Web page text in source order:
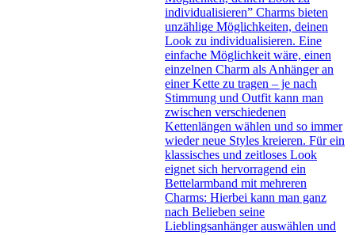
individualisieren” Charms bieten
unzählige Möglichkeiten, deinen
Look zu individualisieren. Eine
einfache Möglichkeit wäre, einen
einzelnen Charm als Anhänger an
einer Kette zu tragen – je nach
Stimmung und Outfit kann man
zwischen verschiedenen
Kettenlängen wählen und so immer
wieder neue Styles kreieren. Für ein
klassisches und zeitloses Look
eignet sich hervorragend ein
Bettelarmband mit mehreren
Charms: Hierbei kann man ganz
nach Belieben seine
Lieblingsanhänger auswählen und